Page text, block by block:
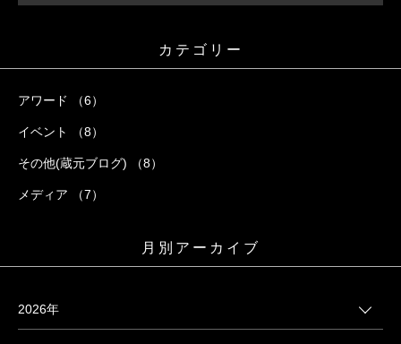
カテゴリー
アワード （6）
イベント （8）
その他(蔵元ブログ) （8）
メディア （7）
月別アーカイブ
2026年